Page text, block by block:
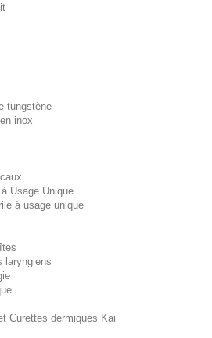
tungstène
inox
Usage Unique
à usage unique
laryngiens
Curettes dermiques Kai